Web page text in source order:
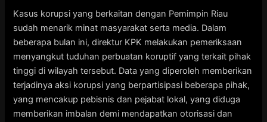
Kasus korupsi yang berkaitan dengan Pemimpin Riau
sudah menarik minat masyarakat serta media. Dalam
beberapa bulan ini, direktur KPK melakukan pemeriksaan
menyangkut tuduhan perbuatan koruptif yang terkait pihak
tinggi di wilayah tersebut. Data yang diperoleh memberikan
terjadinya aksi korupsi yang berpartisipasi beberapa pihak,
yang mencakup pebisnis dan pejabat lokal, yang diduga
memberikan imbalan demi mendapatkan otorisasi dan